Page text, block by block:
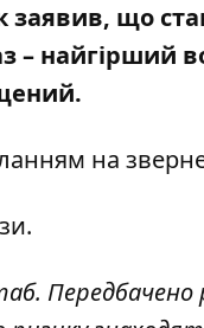
заявив, що
– найгірший
.
на
Передбачено